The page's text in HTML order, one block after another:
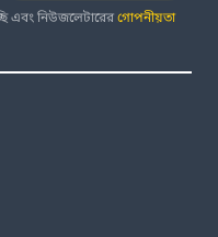
এবং নিউজলেটারেরগোপনীয়তা